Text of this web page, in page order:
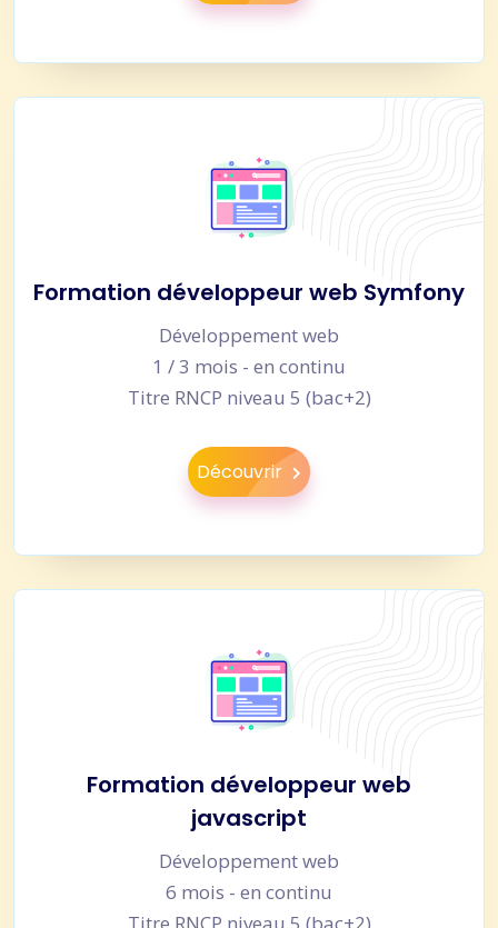
Formation développeur web Symfony
Développement web
1 / 3 mois - en continu
Titre RNCP niveau 5 (bac+2)
Découvrir
Formation développeur web
javascript
Développement web
6 mois - en continu
Titre RNCP niveau 5 (bac+2)